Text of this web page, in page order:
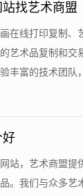
找艺术商盟
在线打印复制
艺术品复制和
丰富的技术团队
好
站，艺术商盟
。我们与众多